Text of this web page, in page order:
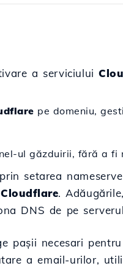
a serviciului
pe domeniu,
ul găzduirii, fără a fi
setarea
Cloudflare.
DNS de pe
pașii necesari
a email-urilor,